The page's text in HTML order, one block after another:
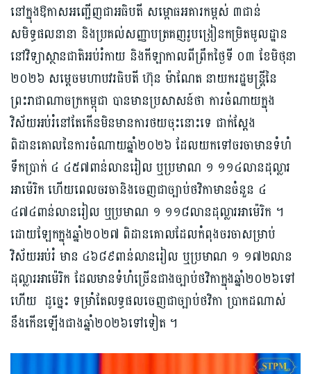
នៅក្នុង​ឱកាស​អញ្ជើញ​ជាអធិបតី សម្ពោធអគារ​កម្ពស់​ ៣ជាន់​
សមិទ្ធផល​នានា​ និងប្រគល់​សញ្ញា​បត្រ​គញរូបង្រៀន​កម្រិត​មូលដ្ឋាន​
នៅវិទ្យាស្ថាន​ជាតិអប់រំកាយ និងកីឡាកាលពីព្រឹកថ្ងៃទី ០៣ ខែមិថុនា
២០២៦ សម្ដេច​មហា​បវរធិបតី ហ៊ុន ម៉ាណែត នាយករដ្ឋមន្ត្រីនៃ​
ព្រះរាជាណាចក្រកម្ពុជា បានមានប្រសាសន៍ថា ការ​ចំណាយក្នុង
វិស័យ​អប់រំនៅតែកើន​មិនមានការ​ថយ​ចុះនោះទេ ជាក់ស្ដែង​
ពិដានគោលនៃការ​ចំណាយ​ឆ្នាំ២០២៦ ដែលយកទៅចរចាមានទំហំ
ទឹកប្រាក់​ ៤ ៤៥៧ពាន់​លាន​រៀល ​ឬប្រមាណ​ ១ ១១៤លានដុល្លារ
អាម៉េរិក ហើយពេលចរចានិងចេញជា​ច្បាប់ថវិកា​មាន​ចំនួន ៤
៤៧៤ពាន់លានរៀល ឬប្រមាណ ១ ១១៨​លានដុល្លារអាម៉េរិក​ ។
ដោយឡែក​ក្នុងឆ្នាំ២០២៧ ពិដានគោលដែល​កំពុងចរចាសម្រាប់
វិស័យអប់រំ មាន​ ៤៦៨៩ពាន់លានរៀល ឬប្រមាណ ១ ១៧២លាន
ដុល្លារអាម៉េរិក ​​ដែលមានទំហំច្រើនជាង​ច្បាប់​ថវិកា​ក្នុងឆ្នាំ២០២៦​ទៅ
ហើយ ដូច្នេះ ទម្រាំតែលទ្ធផល​ចេញជា​ច្បាប់​ថវិកា ​ប្រាកដណាស់
នឹងកើនឡើងជា​ងឆ្នាំ២០២៦​ទៅទៀត​ ។